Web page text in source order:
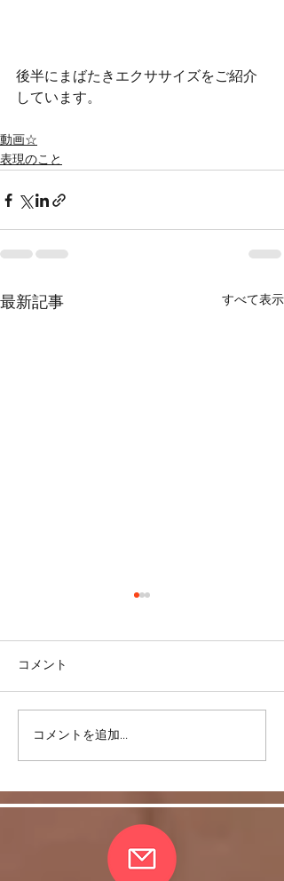
後半にまばたきエクササイズをご紹介
しています。
動画☆
表現のこと
最新記事 すべて表示
上達しないなーと嘆く前
に・・・
コメント
コメントを追加…